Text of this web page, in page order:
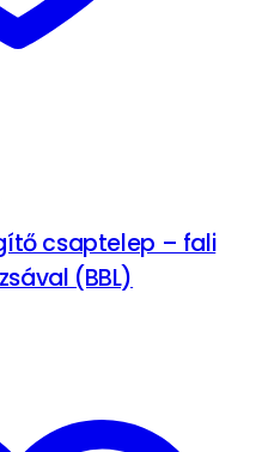
csaptelep – fali
(BBL)